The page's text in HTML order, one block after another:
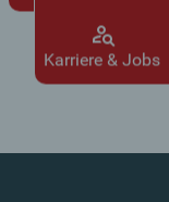
Karriere & Jobs